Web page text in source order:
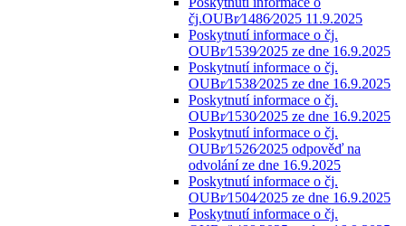
čj.OUBr⁄1486⁄2025 11.9.2025
Poskytnutí informace o čj.
OUBr⁄1539⁄2025 ze dne 16.9.2025
Poskytnutí informace o čj.
OUBr⁄1538⁄2025 ze dne 16.9.2025
Poskytnutí informace o čj.
OUBr⁄1530⁄2025 ze dne 16.9.2025
Poskytnutí informace o čj.
OUBr⁄1526⁄2025 odpověď na
odvolání ze dne 16.9.2025
Poskytnutí informace o čj.
OUBr⁄1504⁄2025 ze dne 16.9.2025
Poskytnutí informace o čj.